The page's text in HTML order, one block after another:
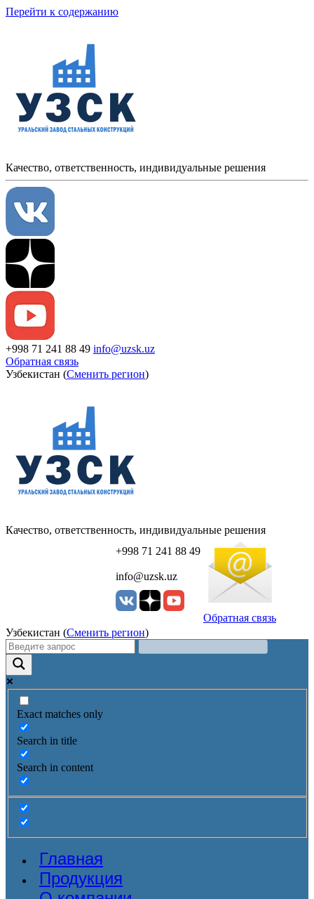
Перейти к содержанию
Качество, ответственность, индивидуальные решения
+998 71 241 88 49 info@uzsk.uz
Обратная связь
Узбекистан (Сменить регион)
Качество, ответственность, индивидуальные решения
+998 71 241 88 49
info@uzsk.uz
Обратная связь
Узбекистан (Сменить регион)
Exact matches only
Search in title
Search in content
Главная
Продукция